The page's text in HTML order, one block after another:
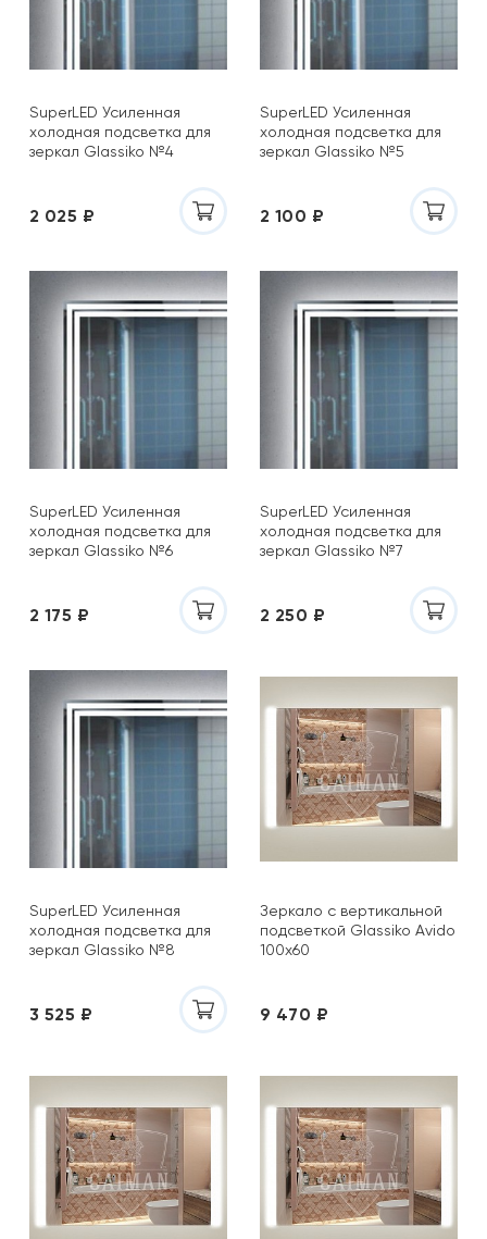
SuperLED Усиленная
холодная подсветка для
зеркал Glassiko №4
2 025 ₽
SuperLED Усиленная
холодная подсветка для
зеркал Glassiko №5
2 100 ₽
SuperLED Усиленная
холодная подсветка для
зеркал Glassiko №6
2 175 ₽
SuperLED Усиленная
холодная подсветка для
зеркал Glassiko №7
2 250 ₽
SuperLED Усиленная
холодная подсветка для
зеркал Glassiko №8
3 525 ₽
Зеркало с вертикальной
подсветкой Glassiko Avido
100х60
9 470 ₽